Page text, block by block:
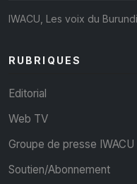
IWACU, Les voix du Burundi
RUBRIQUES
Editorial
Web TV
Groupe de presse IWACU
Soutien/Abonnement